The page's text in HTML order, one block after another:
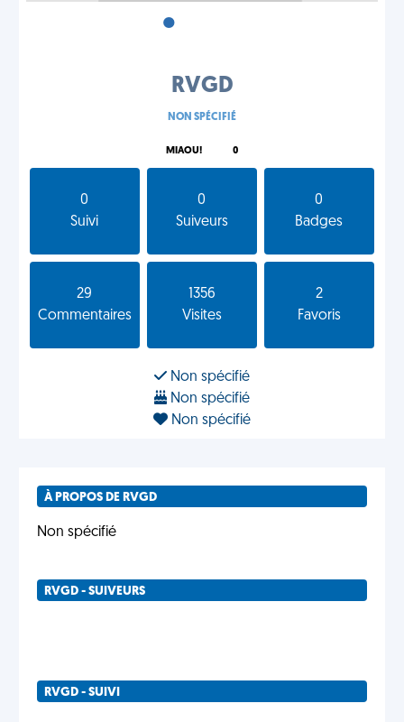
•
RVGD
NON SPÉCIFIÉ
MIAOU! 0
0
Suivi
0
Suiveurs
0
Badges
29
Commentaires
1356
Visites
2
Favoris
Non spécifié
Non spécifié
Non spécifié
À PROPOS DE RVGD
Non spécifié
RVGD - SUIVEURS
RVGD - SUIVI